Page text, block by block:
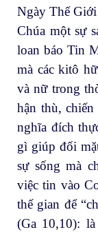
Ngày Thế
Chúa một sự
loan báo Tin
mà các kitô
và nữ trong
hận thù,
nghĩa đích
gì giúp đối
sự sống mà
việc tin vào
thế gian để
(Ga 10,10):